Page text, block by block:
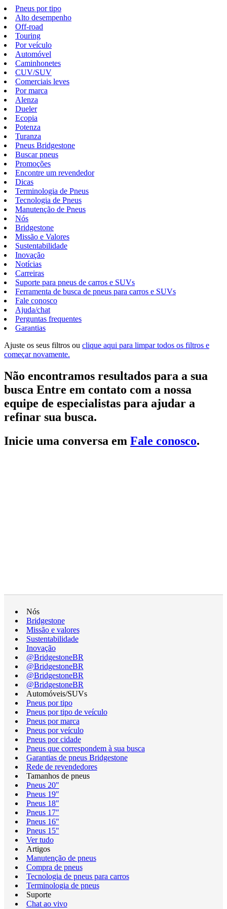
Pneus por tipo
Alto desempenho
Off-road
Touring
Por veículo
Automóvel
Caminhonetes
CUV/SUV
Comerciais leves
Por marca
Alenza
Dueler
Ecopia
Potenza
Turanza
Pneus Bridgestone
Buscar pneus
Promoções
Encontre um revendedor
Dicas
Terminologia de Pneus
Tecnologia de Pneus
Manutenção de Pneus
Nós
Bridgestone
Missão e Valores
Sustentabilidade
Inovação
Notícias
Carreiras
Suporte para pneus de carros e SUVs
Ferramenta de busca de pneus para carros e SUVs
Fale conosco
Ajuda/chat
Perguntas frequentes
Garantias
Ajuste os seus filtros ou clique aqui para limpar todos os filtros e
começar novamente.
Não encontramos resultados para a sua
busca Entre em contato com a nossa
equipe de especialistas para ajudar a
refinar sua busca.
Inicie uma conversa em Fale conosco.
Nós
Bridgestone
Missão e valores
Sustentabilidade
Inovação
@BridgestoneBR
@BridgestoneBR
@BridgestoneBR
@BridgestoneBR
Automóveis/SUVs
Pneus por tipo
Pneus por tipo de veículo
Pneus por marca
Pneus por veículo
Pneus por cidade
Pneus que correspondem à sua busca
Garantias de pneus Bridgestone
Rede de revendedores
Tamanhos de pneus
Pneus 20"
Pneus 19"
Pneus 18"
Pneus 17"
Pneus 16"
Pneus 15"
Ver tudo
Artigos
Manutenção de pneus
Compra de pneus
Tecnologia de pneus para carros
Terminologia de pneus
Suporte
Chat ao vivo